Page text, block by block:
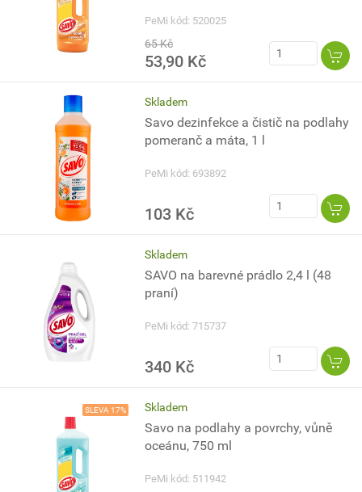
PeMi kód: 520025
65 Kč
53,90 Kč
Skladem
Savo dezinfekce a čistič na podlahy
pomeranč a máta, 1 l
PeMi kód: 693892
103 Kč
Skladem
SAVO na barevné prádlo 2,4 l (48
praní)
PeMi kód: 715737
340 Kč
SLEVA 17% Skladem
Savo na podlahy a povrchy, vůně
oceánu, 750 ml
PeMi kód: 511942